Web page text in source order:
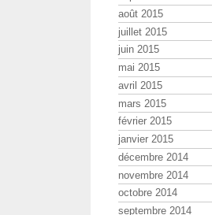
août 2015
juillet 2015
juin 2015
mai 2015
avril 2015
mars 2015
février 2015
janvier 2015
décembre 2014
novembre 2014
octobre 2014
septembre 2014